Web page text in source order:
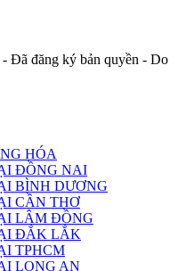
Đã đăng ký bản quyền - Do
HÓA
ĐỒNG NAI
BÌNH DƯƠNG
CẦN THƠ
LÂM ĐỒNG
ĐẮK LẮK
TPHCM
LONG AN